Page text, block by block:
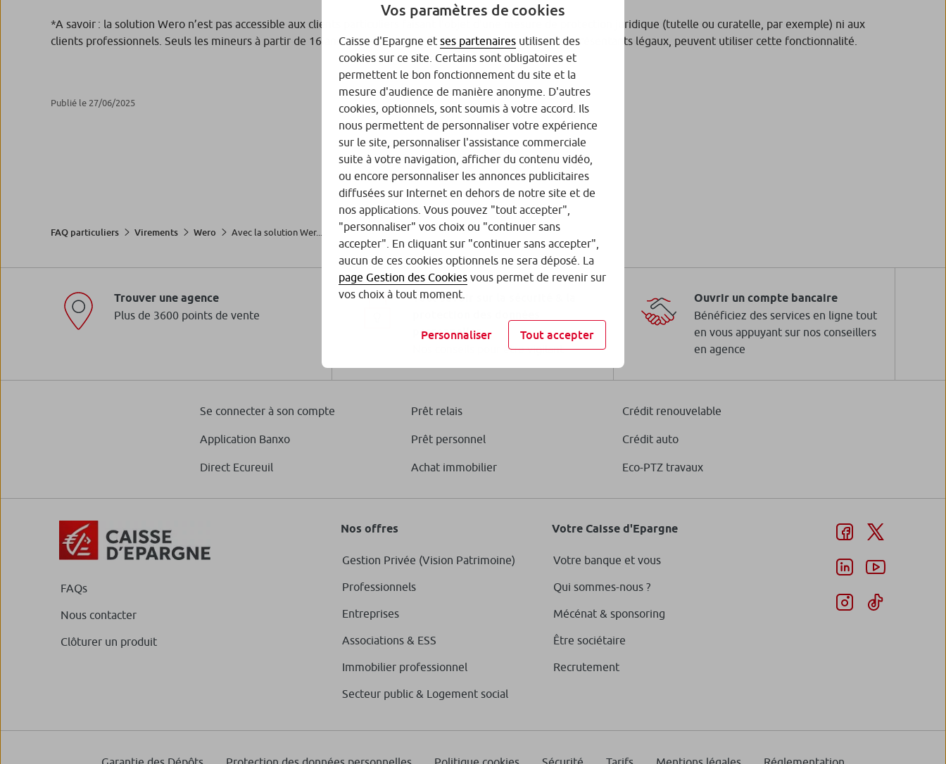
*A savoir : la solution Wero n’est pas accessible aux clients particuliers faisant l’objet d’une mesure de protection juridique (tutelle ou curatelle, par exemple) ni aux
clients professionnels. Seuls les mineurs à partir de 16 ans, et sous réserve de l’accord de l’un de leurs représentants légaux, peuvent utiliser cette fonctionnalité.
Publié le 27/06/2025
FAQ particuliers Virements Wero Avec la solution Wer...
Trouver une agence
Plus de 3600 points de vente
Tout savoir sur la sécurité & la
personnelles
Nos conseils pour être vigilant
Ouvrir un compte bancaire
Bénéficiez des services en ligne tout
en vous appuyant sur nos conseillers
en agence
Se connecter à son compte Prêt relais Crédit renouvelable
Application Banxo Prêt personnel Crédit auto
Direct Ecureuil Achat immobilier Eco-PTZ travaux
FAQs
Nous contacter
Clôturer un produit
Nos offres
Gestion Privée (Vision Patrimoine)
Professionnels
Entreprises
Associations & ESS
Immobilier professionnel
Secteur public & Logement social
Votre Caisse d'Epargne
Votre banque et vous
Qui sommes-nous ?
Mécénat & sponsoring
Être sociétaire
Recrutement
Vos paramètres de cookies
Caisse d'Epargne et ses partenaires utilisent des
cookies sur ce site. Certains sont obligatoires et
permettent le bon fonctionnement du site et la
mesure d'audience de manière anonyme. D'autres
cookies, optionnels, sont soumis à votre accord. Ils
nous permettent de personnaliser votre expérience
sur le site, personnaliser l'assistance commerciale
suite à votre navigation, afficher du contenu vidéo,
ou encore personnaliser les annonces publicitaires
diffusées sur Internet en dehors de notre site et de
nos applications. Vous pouvez "tout accepter",
"personnaliser" vos choix ou "continuer sans
accepter". En cliquant sur "continuer sans accepter",
aucun de ces cookies optionnels ne sera déposé. La
page Gestion des Cookies vous permet de revenir sur
vos choix à tout moment.
Personnaliser Tout accepter